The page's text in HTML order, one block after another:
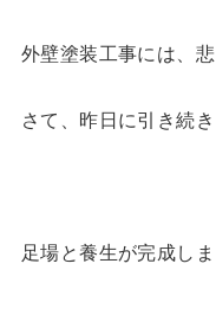
外壁塗装工事には、悲
さて、昨日に引き続
足場と養生が完成しま